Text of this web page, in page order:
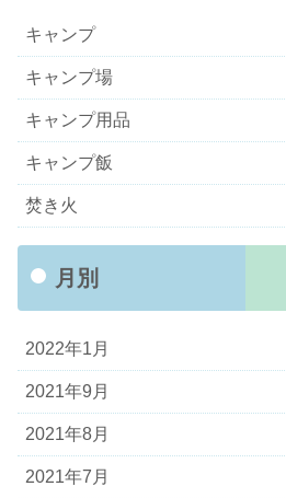
キャンプ
キャンプ場
キャンプ用品
キャンプ飯
焚き火
月別
2022年1月
2021年9月
2021年8月
2021年7月